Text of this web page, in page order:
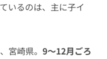
いるのは、主に子イ
宮崎県。 9〜12月ごろ